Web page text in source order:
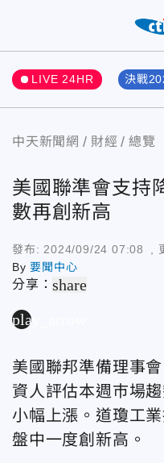
LIVE 24HR 決戰
中天新聞網 財經 總覽
美國聯準會支持
數再創新高
發布: 2024/09/24 07:08 ,
By要聞中心
分享：share
play_arrow
美國聯邦準備理事
資人評估本週巿場
小幅上漲。道瓊工
盤中一度創新高。